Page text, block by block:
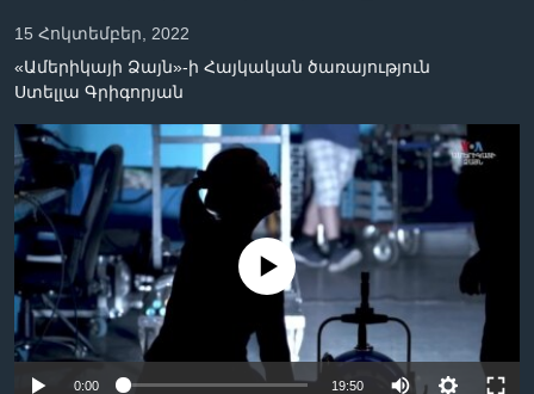
ՖԻԼՄԵՐ
IN ENGLISH
ՄԵՐ ՄԱՍԻՆ
ՄԵՐ ՄԱՍԻՆ
«ԱՄԵՐԻԿԱՅԻ ՁԱՅՆ»-Ի ԿԱՆՈՆԱԴՐՈՒԹՅՈՒՆ
ԿԱՊ ՄԵԶ ՀԵՏ
ՈՒԿՐԱԻՆԱԿԱՆ ՊԱՏԵՐԱԶՄ
Learning English
ՀԵՏԵՒԵՔ ՄԵԶ
Լեզուներ
15 Հոկտեմբեր, 2022
«Ամերիկայի Ձայն»-ի Հայկական ծառայություն
Ստելլա Գրիգորյան
No media source currently available
0:00 19:50